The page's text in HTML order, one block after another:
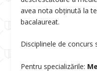
avea nota obținută la
bacalaureat.
Disciplinele de concurs
Pentru specializările: